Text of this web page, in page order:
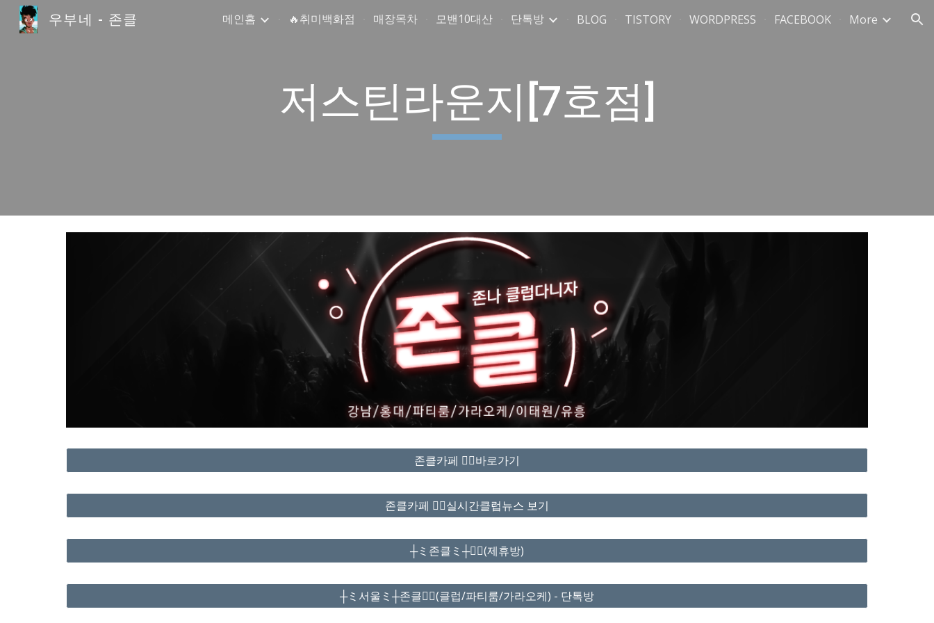
Skip to main content Skip to navigation
우부네 - 존클 메인홈 🔥취미백화점 매장목차 모밴10대산 단톡방 BLOG TISTORY WORDPRESS FACEBOOK More
저스틴라운지[7호점]
존클카페 ❤️‍🔥바로가기
존클카페 ❤️‍🔥실시간클럽뉴스 보기
┼ミ존클ミ┼❤️‍🔥(제휴방)
┼ミ서울ミ┼존클❤️‍🔥(클럽/파티룸/가라오케) - 단톡방